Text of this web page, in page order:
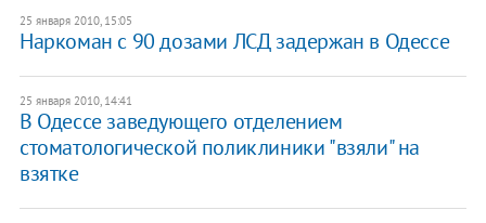
25 января 2010, 15:05
Наркоман с 90 дозами ЛСД задержан в Одессе
25 января 2010, 14:41
В Одессе заведующего отделением
стоматологической поликлиники "взяли" на
взятке